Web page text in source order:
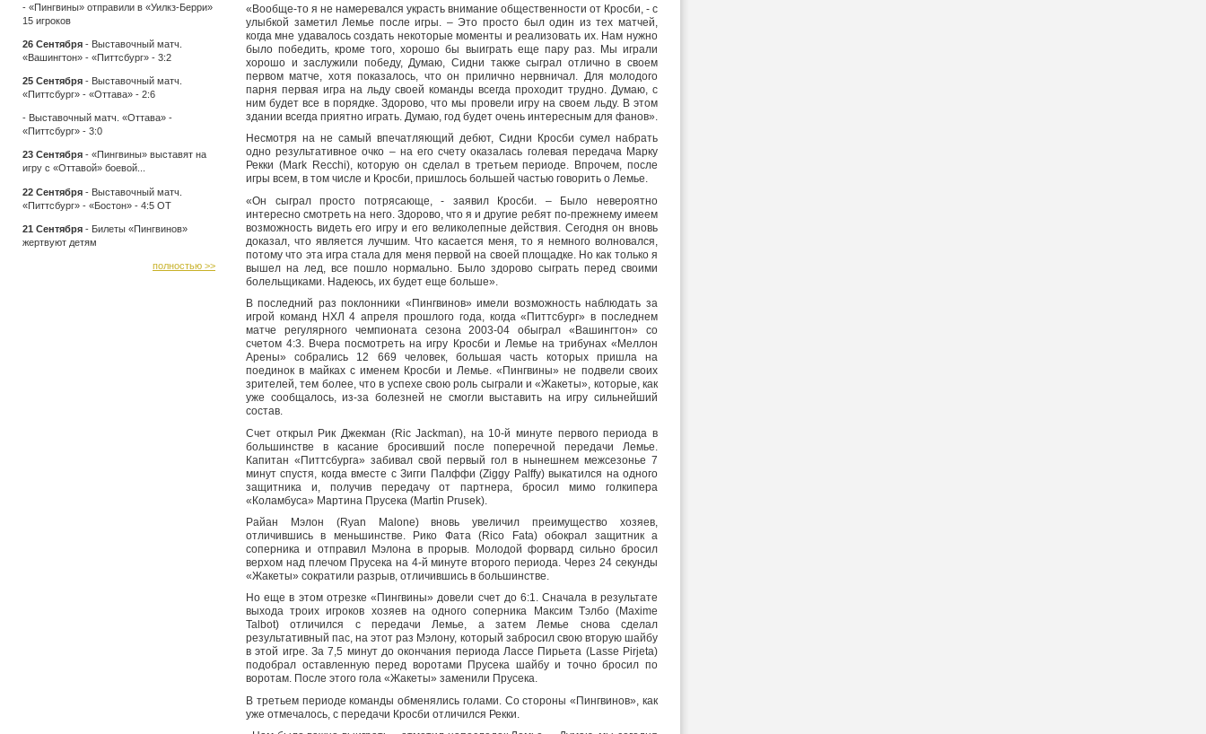
«Вообще-то я не намеревался украсть внимание общественности от Кросби, - с
улыбкой заметил Лемье после игры. – Это просто был один из тех матчей,
когда мне удавалось создать некоторые моменты и реализовать их. Нам нужно
было победить, кроме того, хорошо бы выиграть еще пару раз. Мы играли
хорошо и заслужили победу, Думаю, Сидни также сыграл отлично в своем
первом матче, хотя показалось, что он прилично нервничал. Для молодого
парня первая игра на льду своей команды всегда проходит трудно. Думаю, с
ним будет все в порядке. Здорово, что мы провели игру на своем льду. В этом
здании всегда приятно играть. Думаю, год будет очень интересным для фанов».
Несмотря на не самый впечатляющий дебют, Сидни Кросби сумел набрать
одно результативное очко – на его счету оказалась голевая передача Марку
Рекки (Mark Recchi), которую он сделал в третьем периоде. Впрочем, после
игры всем, в том числе и Кросби, пришлось большей частью говорить о Лемье.
«Он сыграл просто потрясающе, - заявил Кросби. – Было невероятно
интересно смотреть на него. Здорово, что я и другие ребят по-прежнему имеем
возможность видеть его игру и его великолепные действия. Сегодня он вновь
доказал, что является лучшим. Что касается меня, то я немного волновался,
потому что эта игра стала для меня первой на своей площадке. Но как только я
вышел на лед, все пошло нормально. Было здорово сыграть перед своими
болельщиками. Надеюсь, их будет еще больше».
В последний раз поклонники «Пингвинов» имели возможность наблюдать за
игрой команд НХЛ 4 апреля прошлого года, когда «Питтсбург» в последнем
матче регулярного чемпионата сезона 2003-04 обыграл «Вашингтон» со
счетом 4:3. Вчера посмотреть на игру Кросби и Лемье на трибунах «Меллон
Арены» собрались 12 669 человек, большая часть которых пришла на
поединок в майках с именем Кросби и Лемье. «Пингвины» не подвели своих
зрителей, тем более, что в успехе свою роль сыграли и «Жакеты», которые, как
уже сообщалось, из-за болезней не смогли выставить на игру сильнейший
состав.
Счет открыл Рик Джекман (Ric Jackman), на 10-й минуте первого периода в
большинстве в касание бросивший после поперечной передачи Лемье.
Капитан «Питтсбурга» забивал свой первый гол в нынешнем межсезонье 7
минут спустя, когда вместе с Зигги Палффи (Ziggy Palffy) выкатился на одного
защитника и, получив передачу от партнера, бросил мимо голкипера
«Коламбуса» Мартина Прусека (Martin Prusek).
Райан Мэлон (Ryan Malone) вновь увеличил преимущество хозяев,
отличившись в меньшинстве. Рико Фата (Rico Fata) обокрал защитник а
соперника и отправил Мэлона в прорыв. Молодой форвард сильно бросил
верхом над плечом Прусека на 4-й минуте второго периода. Через 24 секунды
«Жакеты» сократили разрыв, отличившись в большинстве.
Но еще в этом отрезке «Пингвины» довели счет до 6:1. Сначала в результате
выхода троих игроков хозяев на одного соперника Максим Тэлбо (Maxime
Talbot) отличился с передачи Лемье, а затем Лемье снова сделал
результативный пас, на этот раз Мэлону, который забросил свою вторую шайбу
в этой игре. За 7,5 минут до окончания периода Лассе Пирьета (Lasse Pirjeta)
подобрал оставленную перед воротами Прусека шайбу и точно бросил по
воротам. После этого гола «Жакеты» заменили Прусека.
В третьем периоде команды обменялись голами. Со стороны «Пингвинов», как
уже отмечалось, с передачи Кросби отличился Рекки.
- «Пингвины» отправили в «Уилкз-Берри»
15 игроков
26 Сентября - Выставочный матч.
«Вашингтон» - «Питтсбург» - 3:2
25 Сентября - Выставочный матч.
«Питтсбург» - «Оттава» - 2:6
- Выставочный матч. «Оттава» -
«Питтсбург» - 3:0
23 Сентября - «Пингвины» выставят на
игру с «Оттавой» боевой...
22 Сентября - Выставочный матч.
«Питтсбург» - «Бостон» - 4:5 ОТ
21 Сентября - Билеты «Пингвинов»
жертвуют детям
полностью >>